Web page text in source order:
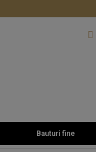
Bauturi fine